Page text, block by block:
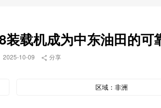
载机成为中东油田的可
2025-10-09  分享
区域：非洲